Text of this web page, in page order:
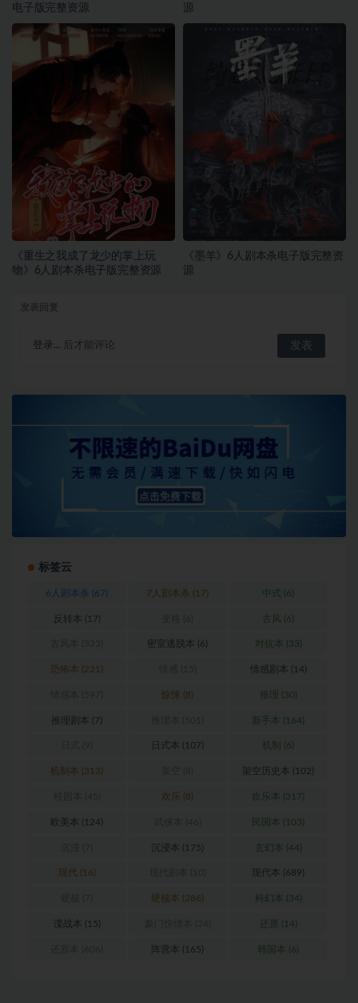
电子版完整资源
源
《重生之我成了龙少的掌上玩
物》6人剧本杀电子版完整资源
《墨羊》6人剧本杀电子版完整资
源
登录... 后才能评论
标签云
6人剧本杀 (67) 7人剧本杀 (17) 中式 (6)
反转本 (17) 古风 (6)
密室逃脱本 (6) 对抗本 (33)
恐怖本 (221) 情感剧本 (14)
惊悚 (8) 推理 (30)
推理剧本 (7) 新手本 (164)
日式本 (107) 机制 (6)
机制本 (313) 架空历史本 (102)
欢乐 (8) 欢乐本 (317)
欧美本 (124) 民国本 (103)
沉浸本 (175) 玄幻本 (44)
现代 (16) 现代本 (689)
硬核本 (286) 科幻本 (34)
谍战本 (15) 还原 (14)
阵营本 (165) 韩国本 (6)